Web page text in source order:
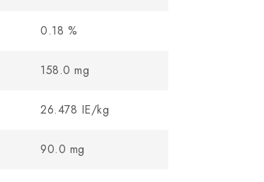
0.18 %
158.0 mg
26.478 IE/kg
90.0 mg